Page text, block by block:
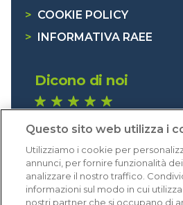
> COOKIE POLICY
>
INFORMATIVA RAEE
Dicono di noi
Eccellente (4,8)
Acquisti verificati
Questo sito web utilizza i
Utilizziamo i cookie per
annunci, per fornire funzionalità
analizzare il nostro traffico.
informazioni sul modo in cui
nostri partner che si occupano di